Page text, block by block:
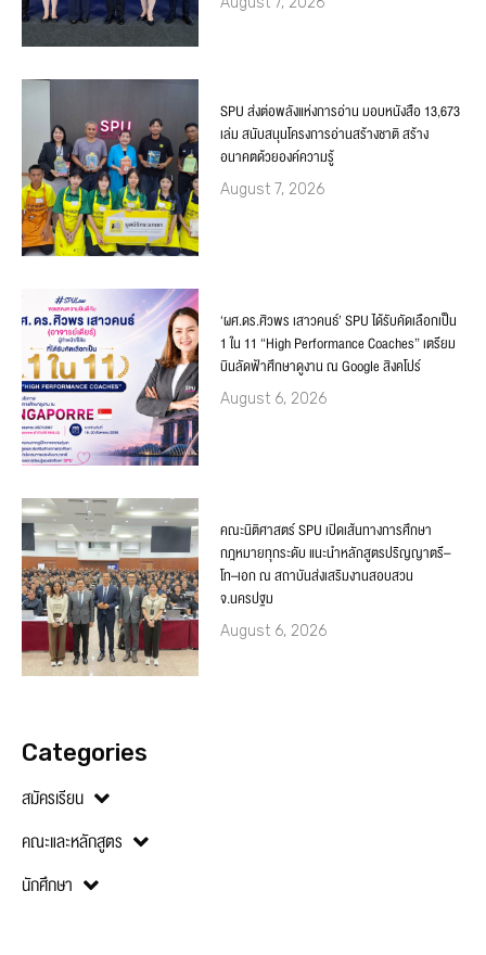
SPU ส่งต่อพลังแห่งการอ่าน มอบหนังสือ 13,673
เล่ม สนับสนุนโครงการอ่านสร้างชาติ สร้าง
อนาคตด้วยองค์ความรู้
August 7, 2026
‘ผศ.ดร.ศิวพร เสาวคนธ์’ SPU ได้รับคัดเลือกเป็น
1 ใน 11 “High Performance Coaches” เตรียม
บินลัดฟ้าศึกษาดูงาน ณ Google สิงคโปร์
August 6, 2026
คณะนิติศาสตร์ SPU เปิดเส้นทางการศึกษา
กฎหมายทุกระดับ แนะนำหลักสูตรปริญญาตรี–
โท–เอก ณ สถาบันส่งเสริมงานสอบสวน
จ.นครปฐม
August 6, 2026
Categories
สมัครเรียน
คณะและหลักสูตร
นักศึกษา